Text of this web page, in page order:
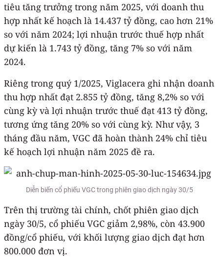
tiêu tăng trưởng trong năm 2025, với doanh thu
hợp nhất kế hoạch là 14.437 tỷ đồng, cao hơn 21%
so với năm 2024; lợi nhuận trước thuế hợp nhất
dự kiến là 1.743 tỷ đồng, tăng 7% so với năm
2024.
Riêng trong quý 1/2025, Viglacera ghi nhận doanh
thu hợp nhất đạt 2.855 tỷ đồng, tăng 8,2% so với
cùng kỳ và lợi nhuận trước thuế đạt 413 tỷ đồng,
tương ứng tăng 20% so với cùng kỳ. Như vậy, 3
tháng đầu năm, VGC đã hoàn thành 24% chỉ tiêu
kế hoạch lợi nhuận năm 2025 đề ra.
Diễn biến cổ phiếu VGC trong phiên giao dịch ngày 30/5
Trên thị trường tài chính, chốt phiên giao dịch
ngày 30/5, cổ phiếu VGC giảm 2,98%, còn 43.900
đồng/cổ phiếu, với khối lượng giao dịch đạt hơn
800.000 đơn vị.